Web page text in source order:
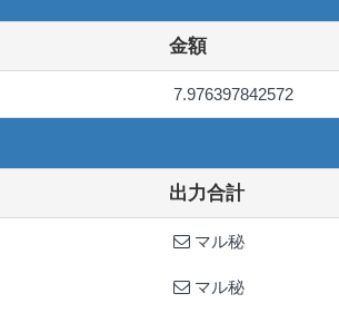
金額
7.976397842572
出力合計
マル秘
マル秘